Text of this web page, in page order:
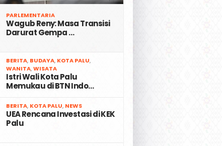
PARLEMENTARIA
Wagub Reny: Masa Transisi
Darurat Gempa …
BERITA, BUDAYA, KOTA PALU,
WANITA,WISATA
Istri Wali Kota Palu
Memukau di BTN Indo…
BERITA, KOTA PALU, NEWS
UEA Rencana Investasi di KEK
Palu